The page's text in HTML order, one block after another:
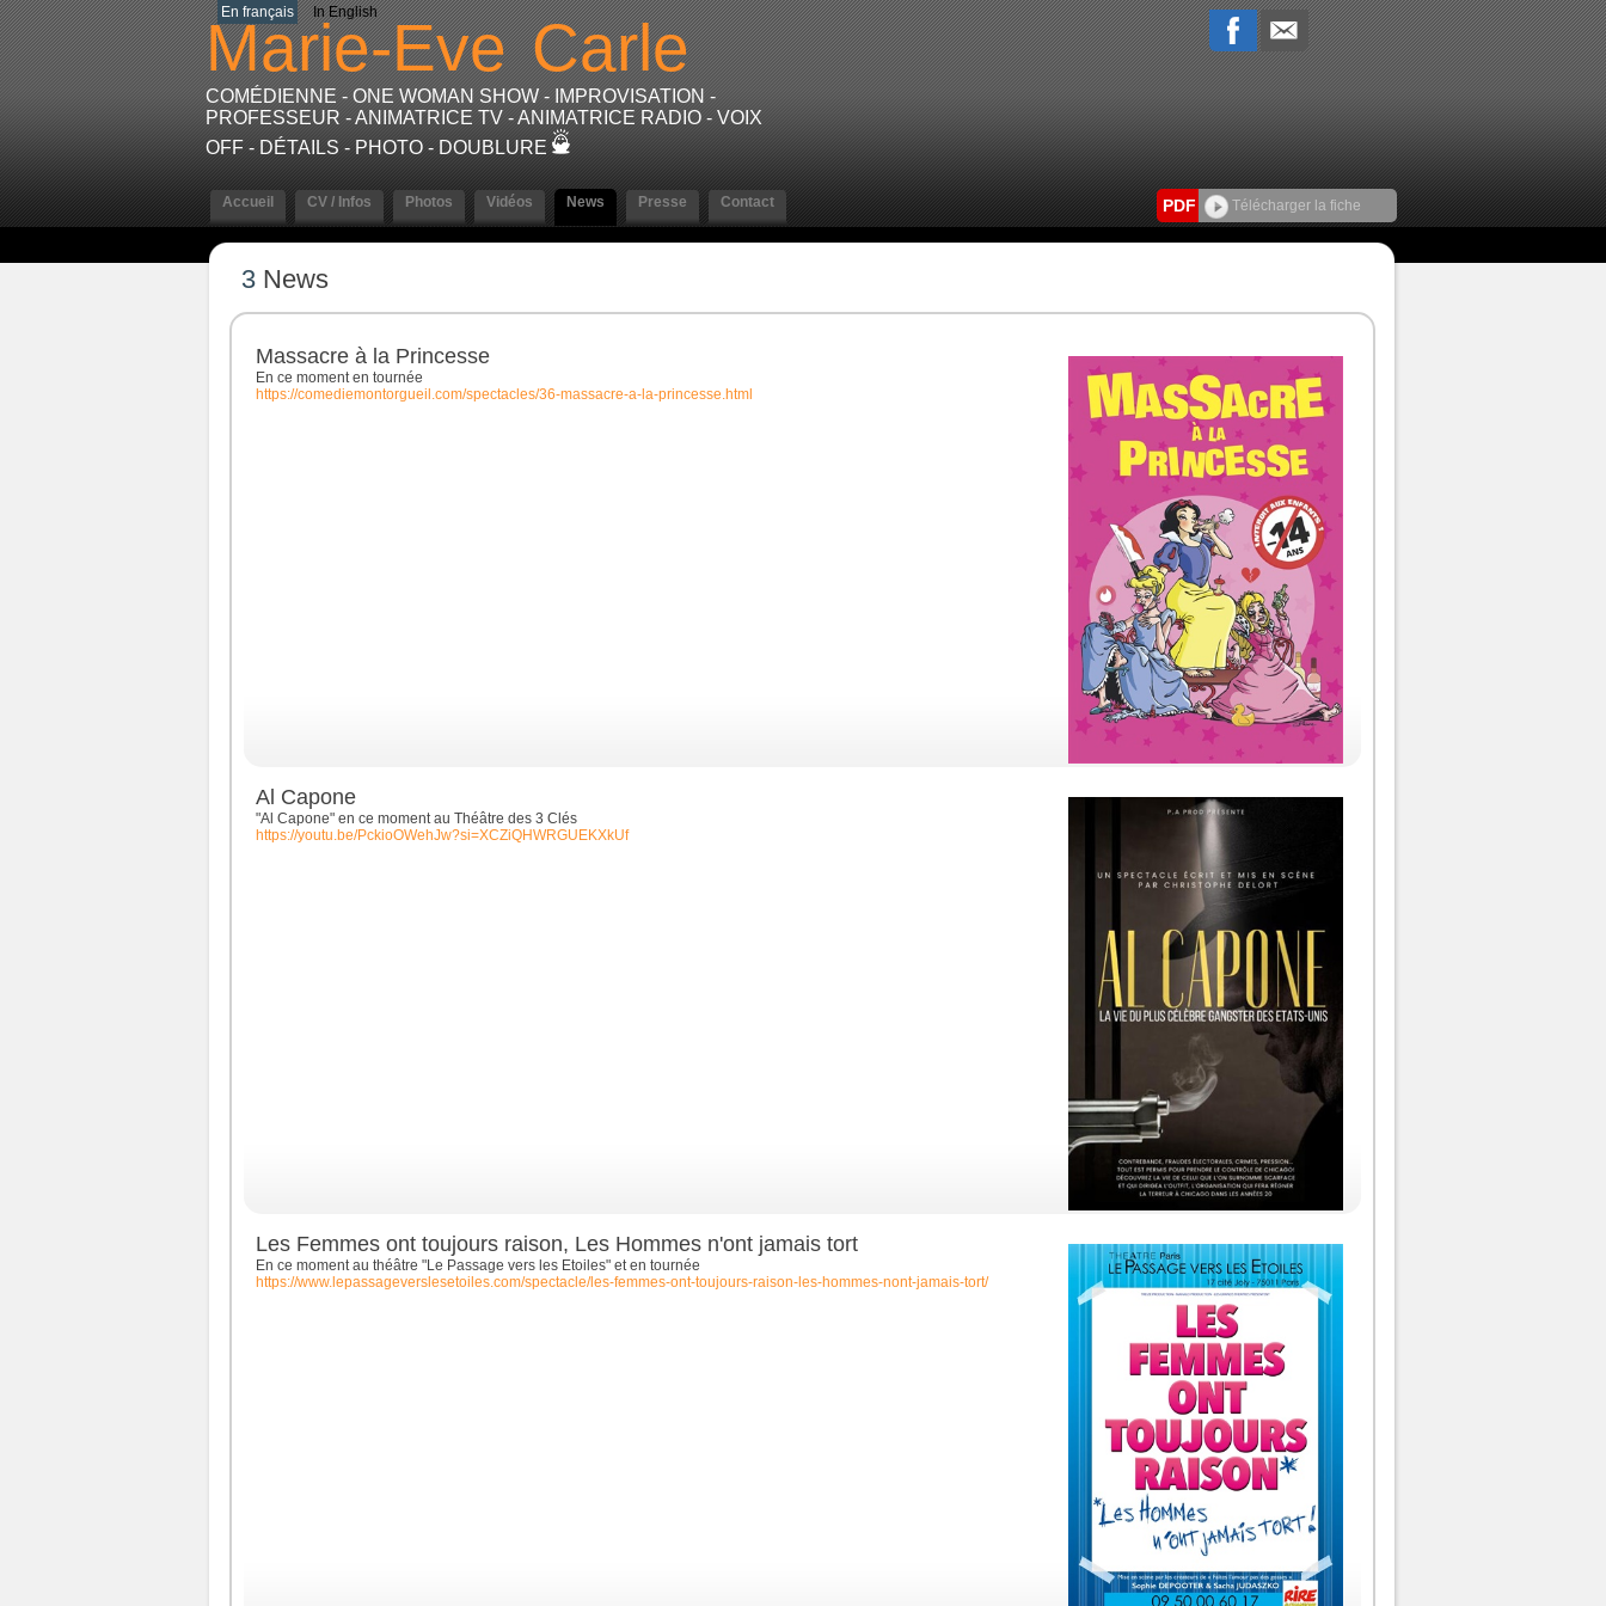
En français In English
Marie-Eve Carle
COMÉDIENNE - ONE WOMAN SHOW - IMPROVISATION -
PROFESSEUR - ANIMATRICE TV - ANIMATRICE RADIO - VOIX
OFF - DÉTAILS - PHOTO - DOUBLURE
Accueil CV / Infos Photos Vidéos News Presse Contact PDF Télécharger la fiche
3 News
Massacre à la Princesse
En ce moment en tournée
https://comediemontorgueil.com/spectacles/36-massacre-a-la-princesse.html
Al Capone
"Al Capone" en ce moment au Théâtre des 3 Clés
https://youtu.be/PckioOWehJw?si=XCZiQHWRGUEKXkUf
Les Femmes ont toujours raison, Les Hommes n'ont jamais tort
En ce moment au théâtre "Le Passage vers les Etoiles" et en tournée
https://www.lepassageverslesetoiles.com/spectacle/les-femmes-ont-toujours-raison-les-hommes-nont-jamais-tort/